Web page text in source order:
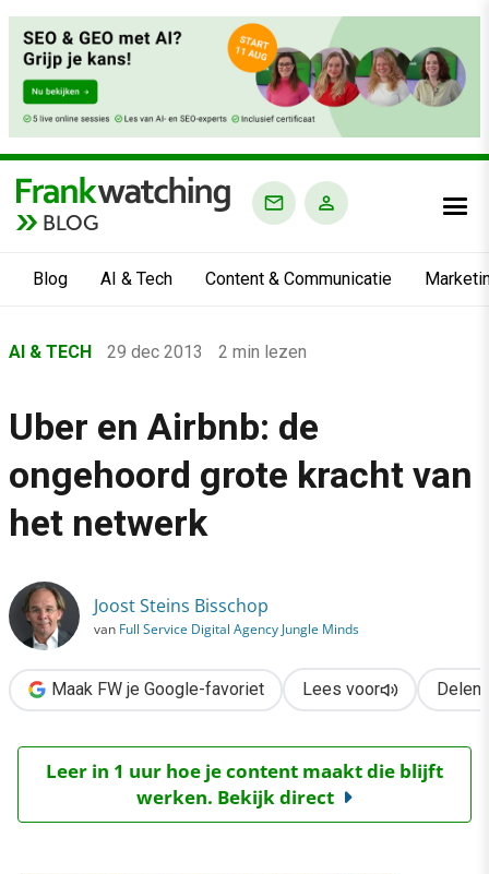
BLOG
Blog AI & Tech Content & Communicatie
›
›
AI & Tech
›
Uber en Airbnb: de ongehoord grote kracht van het netwerk
AI & TECH 29 dec 2013 2 min lezen
Uber en Airbnb: de
ongehoord grote kracht van
het netwerk
Joost Steins Bisschop
van Full Service Digital Agency Jungle Minds
Maak FW je Google-favoriet Lees voor Delen
Leer in 1 uur hoe je content maakt die blijft
werken. Bekijk direct